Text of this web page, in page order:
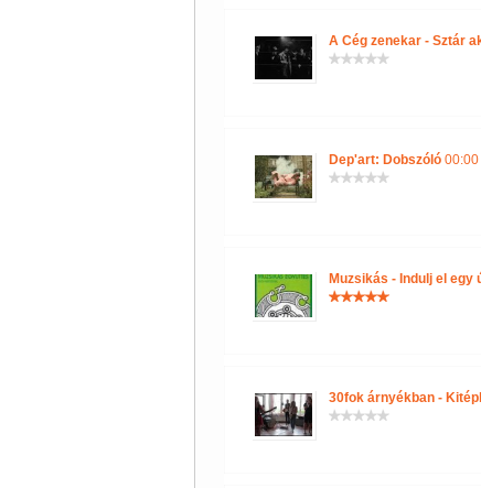
A Cég zenekar - Sztár
Dep'art: Dobszóló00:00
Muzsikás - Indulj el egy
30fok árnyékban -